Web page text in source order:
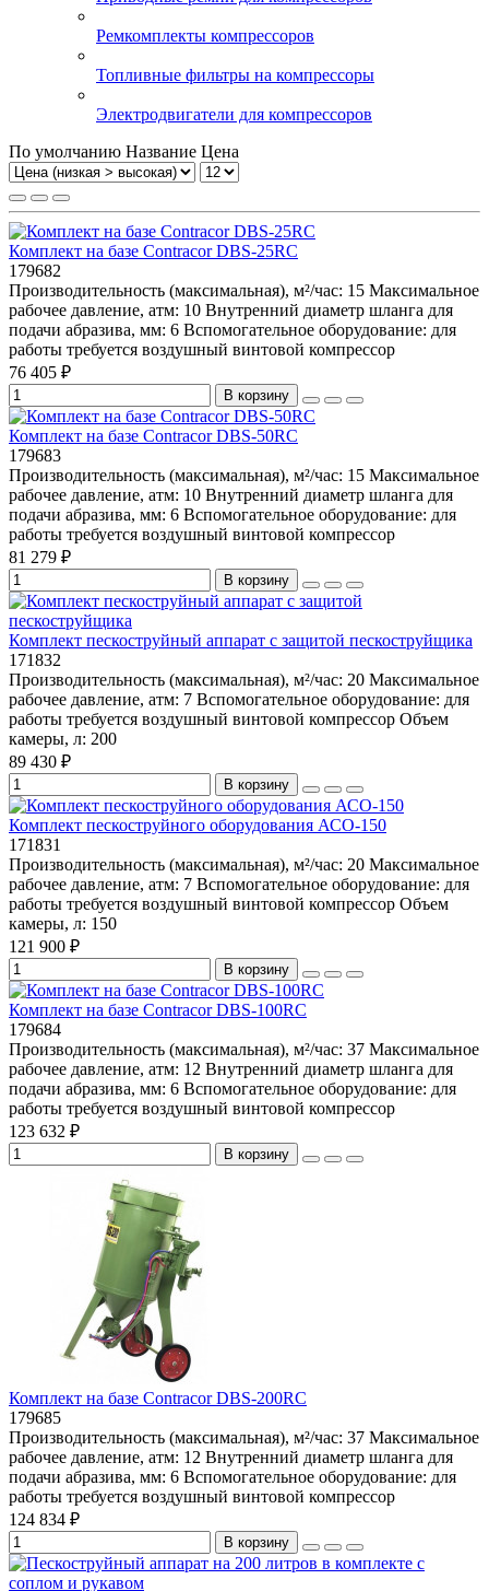
Ремкомплекты компрессоров
Топливные фильтры на компрессоры
Электродвигатели для компрессоров
По умолчанию Название Цена
Комплект на базе Contracor DBS-25RC
179682
Производительность (максимальная), м²/час: 15 Максимальное
рабочее давление, атм: 10 Внутренний диаметр шланга для
подачи абразива, мм: 6 Вспомогательное оборудование: для
работы требуется воздушный винтовой компрессор
76 405 ₽
В корзину
Комплект на базе Contracor DBS-50RC
179683
Производительность (максимальная), м²/час: 15 Максимальное
рабочее давление, атм: 10 Внутренний диаметр шланга для
подачи абразива, мм: 6 Вспомогательное оборудование: для
работы требуется воздушный винтовой компрессор
81 279 ₽
В корзину
Комплект пескоструйный аппарат с защитой пескоструйщика
171832
Производительность (максимальная), м²/час: 20 Максимальное
рабочее давление, атм: 7 Вспомогательное оборудование: для
работы требуется воздушный винтовой компрессор Объем
камеры, л: 200
89 430 ₽
В корзину
Комплект пескоструйного оборудования АСО-150
171831
Производительность (максимальная), м²/час: 20 Максимальное
рабочее давление, атм: 7 Вспомогательное оборудование: для
работы требуется воздушный винтовой компрессор Объем
камеры, л: 150
121 900 ₽
В корзину
Комплект на базе Contracor DBS-100RC
179684
Производительность (максимальная), м²/час: 37 Максимальное
рабочее давление, атм: 12 Внутренний диаметр шланга для
подачи абразива, мм: 6 Вспомогательное оборудование: для
работы требуется воздушный винтовой компрессор
123 632 ₽
В корзину
Комплект на базе Contracor DBS-200RC
179685
Производительность (максимальная), м²/час: 37 Максимальное
рабочее давление, атм: 12 Внутренний диаметр шланга для
подачи абразива, мм: 6 Вспомогательное оборудование: для
работы требуется воздушный винтовой компрессор
124 834 ₽
В корзину